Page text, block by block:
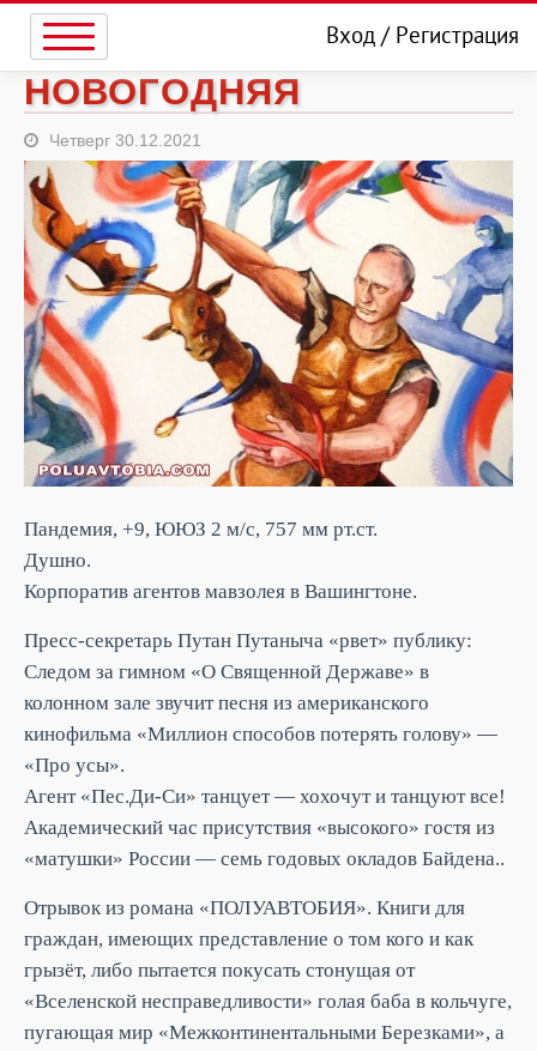
Вход/ Регистрация
НОВОГОДНЯЯ
Четверг 30.12.2021
Пандемия, +9, ЮЮЗ 2 м/с, 757 мм рт.ст.
Душно.
Корпоратив агентов мавзолея в Вашингтоне.
Пресс-секретарь Путан Путаныча «рвет» публику:
Следом за гимном «О Священной Державе» в
колонном зале звучит песня из американского
кинофильма «Миллион способов потерять голову» —
«Про усы».
Агент «Пес.Ди-Си» танцует — хохочут и танцуют все!
Академический час присутствия «высокого» гостя из
«матушки» России — семь годовых окладов Байдена..
Отрывок из романа «ПОЛУАВТОБИЯ». Книги для
граждан, имеющих представление о том кого и как
грызёт, либо пытается покусать стонущая от
«Вселенской несправедливости» голая баба в кольчуге,
пугающая мир «Межконтинентальными Березками», а